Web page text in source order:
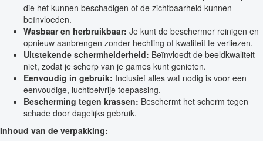
die het kunnen beschadigen of de zichtbaarheid kunnen
beïnvloeden.
Wasbaar en herbruikbaar: Je kunt de beschermer reinigen en
opnieuw aanbrengen zonder hechting of kwaliteit te verliezen.
Uitstekende schermhelderheid: Beïnvloedt de beeldkwaliteit
niet, zodat je scherp van je games kunt genieten.
Eenvoudig in gebruik: Inclusief alles wat nodig is voor een
eenvoudige, luchtbelvrije toepassing.
Bescherming tegen krassen: Beschermt het scherm tegen
schade door dagelijks gebruik.
Inhoud van de verpakking: